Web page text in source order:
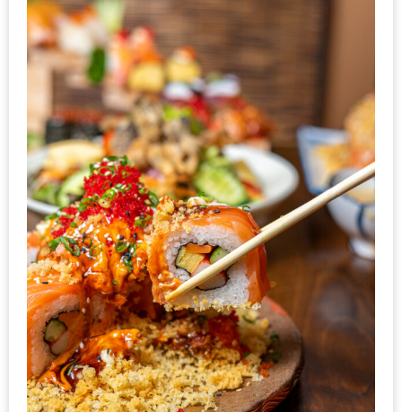
รับ
ประทาน
อาหาร
มูลค่า
1,000
บาท
ฟรี
3
รางวัล
วัน
แม่
สุด
พิเศษ
โปร
โม
ชั่น